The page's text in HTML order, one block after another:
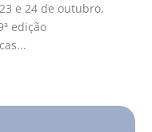
e 24 de outubro,
edição